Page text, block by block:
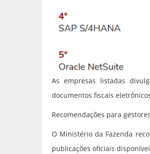
As empresas listadas
documentos fiscais
Recomendações para
O Ministério da Fazenda
publicações oficiais